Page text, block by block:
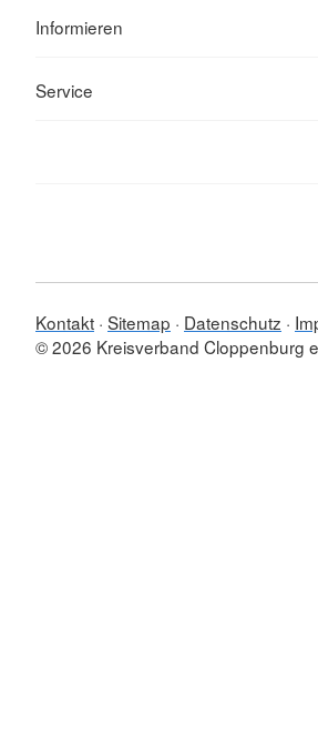
Informieren
Service
Kontakt Sitemap Datenschutz
© 2026 Kreisverband Cloppenburg